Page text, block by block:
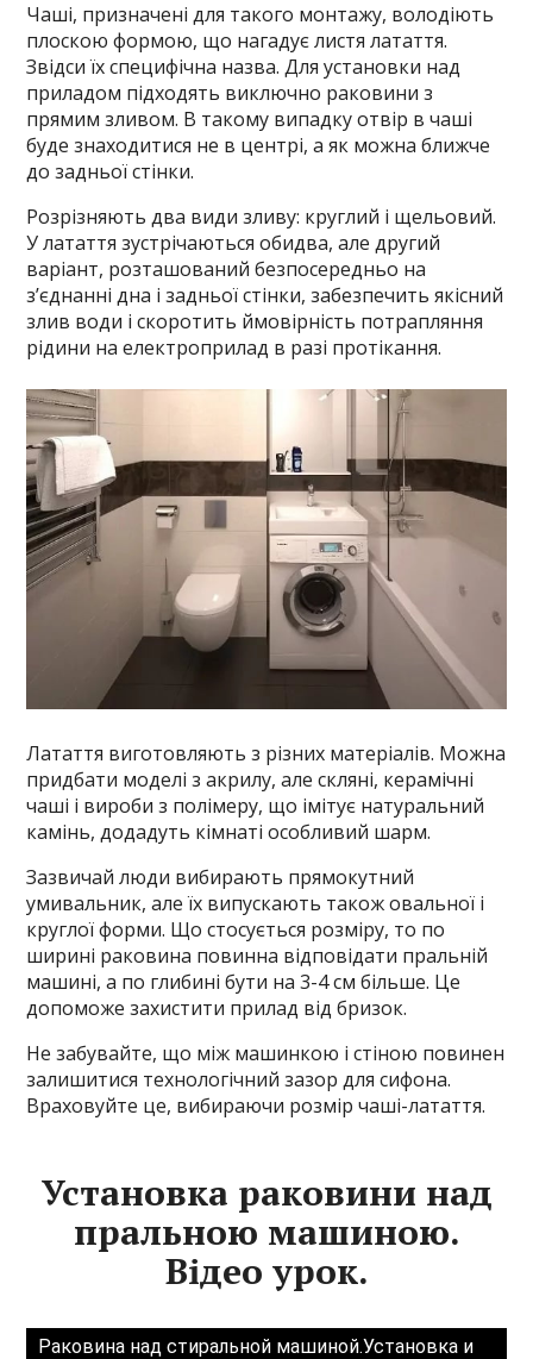
Чаші, призначені для такого монтажу, володіють
плоскою формою, що нагадує листя латаття.
Звідси їх специфічна назва. Для установки над
приладом підходять виключно раковини з
прямим зливом. В такому випадку отвір в чаші
буде знаходитися не в центрі, а як можна ближче
до задньої стінки.
Розрізняють два види зливу: круглий і щельовий.
У латаття зустрічаються обидва, але другий
варіант, розташований безпосередньо на
з’єднанні дна і задньої стінки, забезпечить якісний
злив води і скоротить ймовірність потрапляння
рідини на електроприлад в разі протікання.
Латаття виготовляють з різних матеріалів. Можна
придбати моделі з акрилу, але скляні, керамічні
чаші і вироби з полімеру, що імітує натуральний
камінь, додадуть кімнаті особливий шарм.
Зазвичай люди вибирають прямокутний
умивальник, але їх випускають також овальної і
круглої форми. Що стосується розміру, то по
ширині раковина повинна відповідати пральній
машині, а по глибині бути на 3-4 см більше. Це
допоможе захистити прилад від бризок.
Не забувайте, що між машинкою і стіною повинен
залишитися технологічний зазор для сифона.
Враховуйте це, вибираючи розмір чаші-латаття.
Установка раковини над
пральною машиною.
Відео урок.
Раковина над стиральной машиной.Установка и